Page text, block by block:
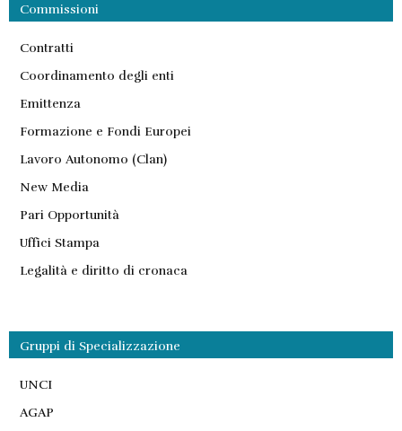
Commissioni
Contratti
Coordinamento degli enti
Emittenza
Formazione e Fondi Europei
Lavoro Autonomo (Clan)
New Media
Pari Opportunità
Uffici Stampa
Legalità e diritto di cronaca
Gruppi di Specializzazione
UNCI
AGAP